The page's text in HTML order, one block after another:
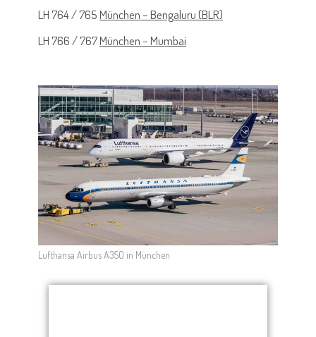
LH 764 / 765München – Bengaluru (BLR)
LH 766 / 767München – Mumbai
Lufthansa Airbus A350 in München